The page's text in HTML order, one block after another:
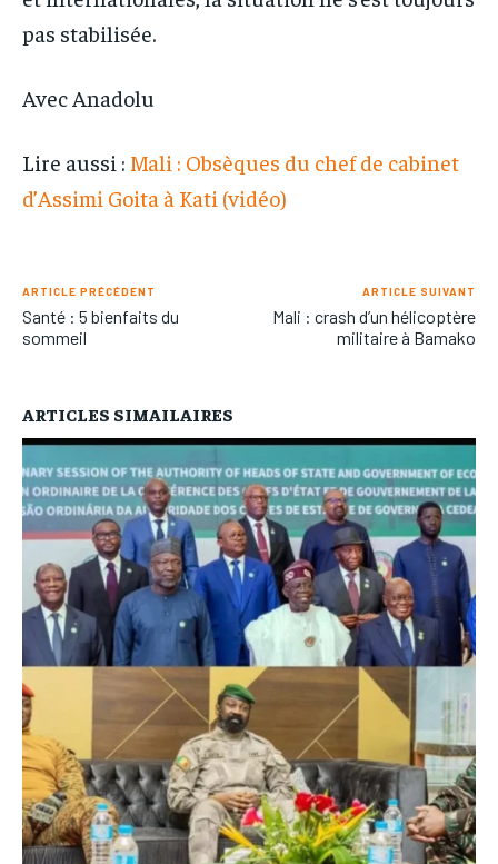
pas stabilisée.
Avec Anadolu
Lire aussi : Mali : Obsèques du chef de cabinet
d’Assimi Goita à Kati (vidéo)
ARTICLE PRÉCÉDENT
Santé : 5 bienfaits du
sommeil
ARTICLE SUIVANT
Mali : crash d’un hélicoptère
militaire à Bamako
ARTICLES SIMAILAIRES